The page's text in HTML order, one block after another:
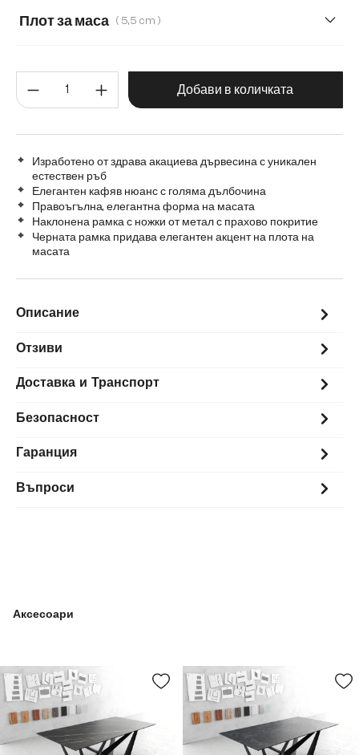
Transparent
Плот за маса ( 5,5 cm )
Количество на продукта:
Добави в количката
Изработено от здрава акациева дървесина с уникален
естествен ръб
Елегантен кафяв нюанс с голяма дълбочина
Правоъгълна, елегантна форма на масата
Наклонена рамка с ножки от метал с прахово покритие
Черната рамка придава елегантен акцент на плота на
масата
Описание
Отзиви
Доставка и Транспорт
Безопасност
Гаранция
Въпроси
Аксесоари